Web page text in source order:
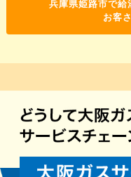
兵庫県姫路市で給
お客